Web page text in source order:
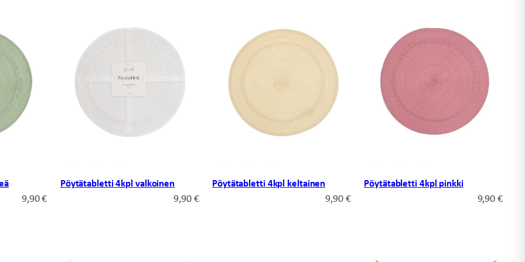
9,90€
Pöytätabletti 4kpl valkoinen
9,90€
Pöytätabletti 4kpl keltainen
9,90€
Pöytätabletti 4kpl pinkki
9,90€